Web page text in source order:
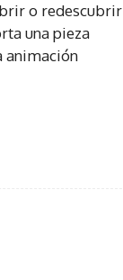
o redescubrir
una pieza
animación